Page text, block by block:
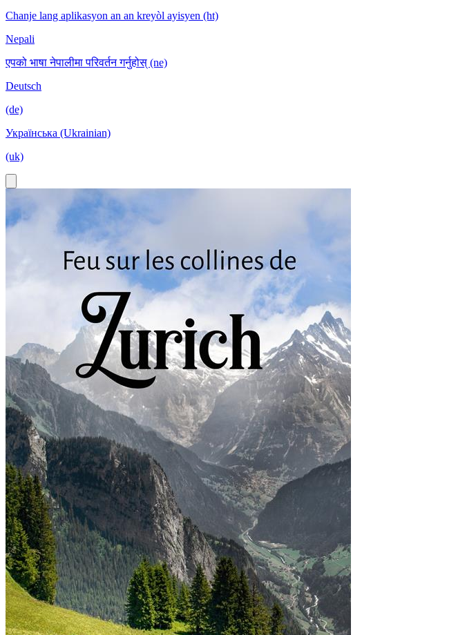
Chanje lang aplikasyon an an kreyòl ayisyen (ht)
Nepali
एपको भाषा नेपालीमा परिवर्तन गर्नुहोस् (ne)
Deutsch
(de)
Українська (Ukrainian)
(uk)